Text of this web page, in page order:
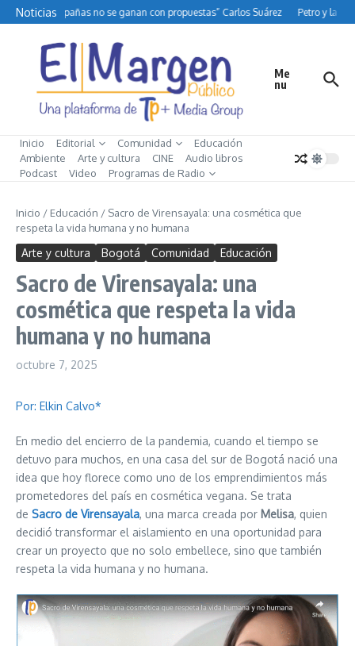
Saltar al contenido
Noticias
“Las campañas no se ganan con propuestas” Carlos Suárez Petro y la
Me
nu
Inicio Editorial Comunidad
Educación
Ambiente
Arte y cultura CINE
Audio libros
Podcast
Video Programas de Radio
Inicio / Educación / Sacro de Virensayala: una cosmética que
respeta la vida humana y no humana
Arte y cultura Bogotá Comunidad Educación
Sacro de Virensayala: una
cosmética que respeta la vida
humana y no humana
octubre 7, 2025
Por: Elkin Calvo*
En medio del encierro de la pandemia, cuando el tiempo se
detuvo para muchos, en una casa del sur de Bogotá nació una
idea que hoy florece como uno de los emprendimientos más
prometedores del país en cosmética vegana. Se trata
de Sacro de Virensayala, una marca creada por Melisa, quien
decidió transformar el aislamiento en una oportunidad para
crear un proyecto que no solo embellece, sino que también
respeta la vida humana y no humana.